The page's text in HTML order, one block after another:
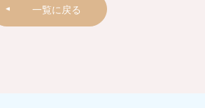
一覧に戻る